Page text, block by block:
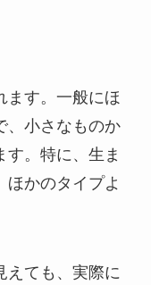
ます。一般にほ
、小さなものか
す。特に、生ま
ほかのタイプよ
えても、実際に